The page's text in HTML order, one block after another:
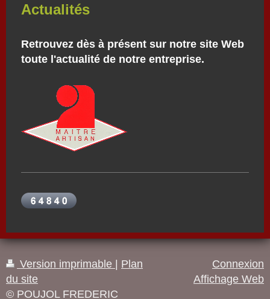
Actualités
Retrouvez dès à présent sur notre site Web
toute l'actualité de notre entreprise.
Version imprimable
Plan
du site
© POUJOL FREDERIC
Connexion
Affichage Web